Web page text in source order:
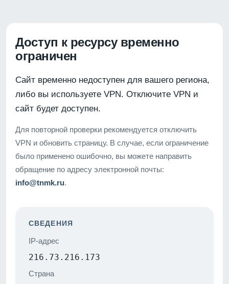
Доступ к ресурсу временно
ограничен
Сайт временно недоступен для вашего региона,
либо вы используете VPN. Отключите VPN и
сайт будет доступен.
Для повторной проверки рекомендуется отключить
VPN и обновить страницу. В случае, если ограничение
было применено ошибочно, вы можете направить
обращение по адресу электронной почты:
info@tnmk.ru.
СВЕДЕНИЯ
IP-адрес
216.73.216.173
Страна